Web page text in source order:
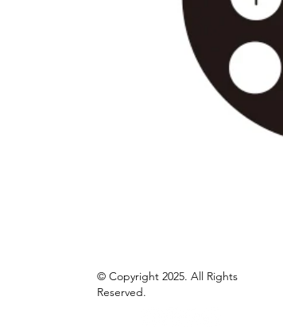
© Copyright 2025. All Rights
Reserved.